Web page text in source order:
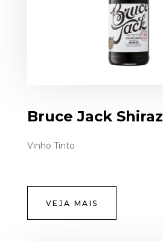
Bruce Jack Shiraz
Vinho Tinto
VEJA MAIS